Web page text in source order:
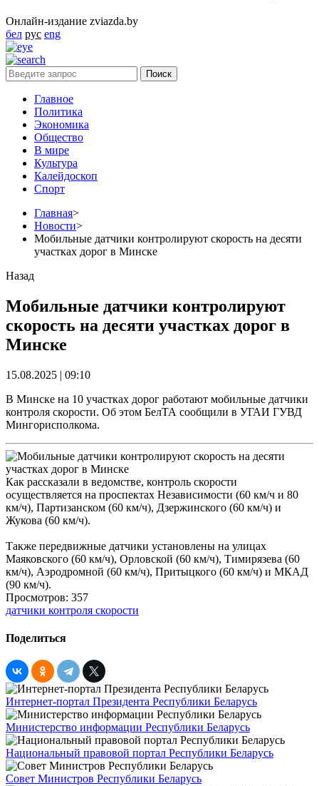
Онлайн-издание zviazda.by
бел рус eng
Главное
Политика
Экономика
Общество
В мире
Культура
Калейдоскоп
Спорт
Главная>
Новости>
Мобильные датчики контролируют скорость на десяти
участках дорог в Минске
Назад
Мобильные датчики контролируют
скорость на десяти участках дорог в
Минске
15.08.2025 | 09:10
В Минске на 10 участках дорог работают мобильные датчики
контроля скорости. Об этом БелТА сообщили в УГАИ ГУВД
Мингорисполкома.
Как рассказали в ведомстве, контроль скорости
осуществляется на проспектах Независимости (60 км/ч и 80
км/ч), Партизанском (60 км/ч), Дзержинского (60 км/ч) и
Жукова (60 км/ч).
Также передвижные датчики установлены на улицах
Маяковского (60 км/ч), Орловской (60 км/ч), Тимирязева (60
км/ч), Аэродромной (60 км/ч), Притыцкого (60 км/ч) и МКАД
(90 км/ч).
Просмотров: 357
датчики контроля скорости
Поделиться
Интернет-портал Президента Республики Беларусь
Министерство информации Республики Беларусь
Национальный правовой портал Республики Беларусь
Совет Министров Республики Беларусь